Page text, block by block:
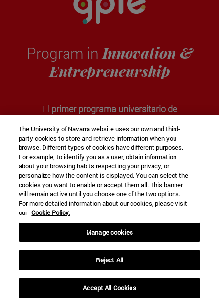
Program inInnovation &
Entrepreneurship
El primer programa universitario de
la perfección
DESCUBRE EL PROGRAMA
LA UNIVERSIDAD EN LOS RANKINGS
Impacto de nuestra docencia,
investigación y transferencia de
conocimiento
The University of Navarra website uses our own and third-
party cookies to store and retrieve information when you
browse. Different types of cookies have different purposes.
For example, to identify you as a user, obtain information
about your browsing habits respecting your privacy, or
personalize how the content is displayed. You can select the
cookies you want to enable or accept them all. This banner
will remain active until you choose one of the two options.
For more detailed information about our cookies, please visit
our Cookie Policy.
Manage cookies
Reject All
Accept All Cookies